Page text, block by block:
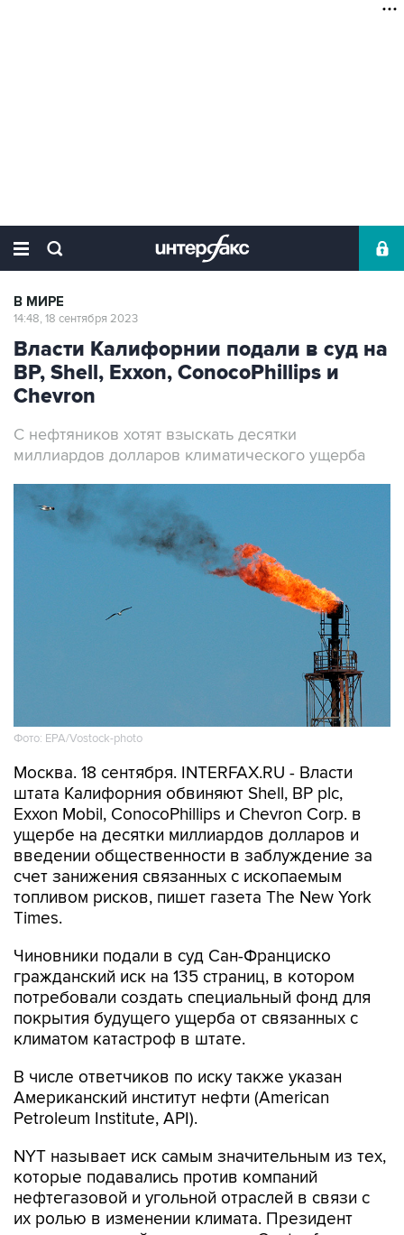
В МИРЕ
14:48, 18 сентября 2023
Власти Калифорнии подали в суд на
BP, Shell, Exxon, ConocoPhillips и
Chevron
С нефтяников хотят взыскать десятки
миллиардов долларов климатического ущерба
Фото: EPA/Vostock-photo
Москва. 18 сентября. INTERFAX.RU - Власти
штата Калифорния обвиняют Shell, BP plc,
Exxon Mobil, ConocoPhillips и Chevron Corp. в
ущербе на десятки миллиардов долларов и
введении общественности в заблуждение за
счет занижения связанных с ископаемым
топливом рисков, пишет газета The New York
Times.
Чиновники подали в суд Сан-Франциско
гражданский иск на 135 страниц, в котором
потребовали создать специальный фонд для
покрытия будущего ущерба от связанных с
климатом катастроф в штате.
В числе ответчиков по иску также указан
Американский институт нефти (American
Petroleum Institute, API).
NYT называет иск самым значительным из тех,
которые подавались против компаний
нефтегазовой и угольной отраслей в связи с
их ролью в изменении климата. Президент